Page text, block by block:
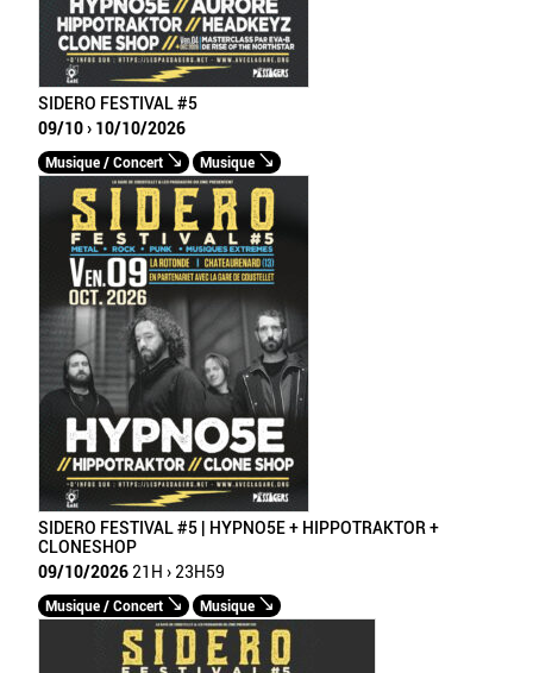
SIDERO FESTIVAL #5
09/10 › 10/10/2026
Musique / Concert Musique
SIDERO FESTIVAL #5 | HYPNO5E + HIPPOTRAKTOR +
CLONESHOP
09/10/2026 21H › 23H59
Musique / Concert Musique